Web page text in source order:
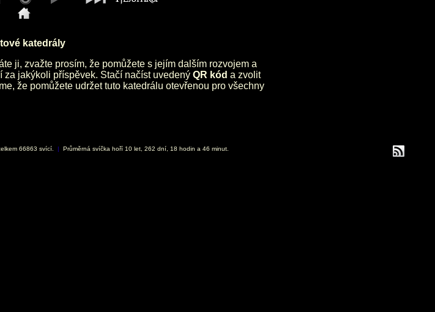
katedrály
ji, zvažte prosím, že pomůžete s jejím dalším rozvojem a
za jakýkoli příspěvek. Stačí načíst uvedený QR kód a zvolit
že pomůžete udržet tuto katedrálu otevřenou pro všechny
66863 svící. | Průměrná svíčka hoří 10 let, 262 dní, 18 hodin a 46 minut.